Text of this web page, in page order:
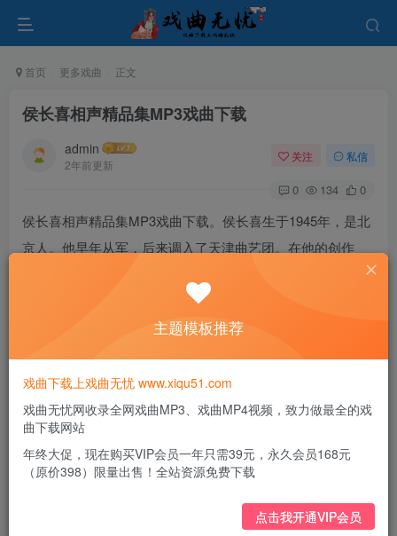
首页 更多戏曲 正文
侯长喜相声精品集MP3戏曲下载
admin
2年前更新
关注 私信
0 134 0
侯长喜相声精品集MP3戏曲下载。侯长喜生于1945年，是北
京人。他早年从军，后来调入了天津曲艺团。在他的创作
进，自编自演。他的相声段子都是自己创作的作品。他曾拜
阎笑儒为师，是马三立的再传弟子。
主题模板推荐
戏曲下载上戏曲无忧 www.xiqu51.com
戏曲无忧网收录全网戏曲MP3、戏曲MP4视频，致力做最全的戏
曲下载网站
年终大促，现在购买VIP会员一年只需39元，永久会员168元
（原价398）限量出售！全站资源免费下载
点击我开通VIP会员